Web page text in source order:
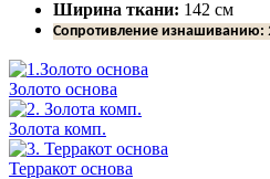
Ширина ткани: 142 см
Сопротивление изнашиванию:
Золото основа
Золота комп.
Терракот основа